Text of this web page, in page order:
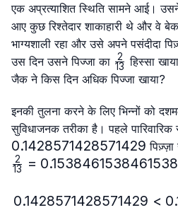
एक अप्रत्याशित स्थिति सामने आई।
आए कुछ रिश्तेदार शाकाहारी थे और वे
भाग्यशाली रहा और उसे अपने पसंदीदा
उस दिन उसने पिज्जा का \frac{2}
{13}
13
2
हिस्सा
जैक ने किस दिन अधिक पिज्जा खाया?
इनकी तुलना करने के लिए भिन्नों को
सुविधाजनक तरीका है। पहले
0.1428571428571429
\frac{2}
13
2 =
0.1428571428571429 <